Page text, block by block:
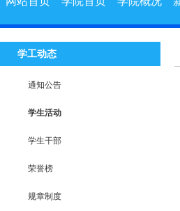
学工动态
通知公告
学生活动
学生干部
荣誉榜
规章制度